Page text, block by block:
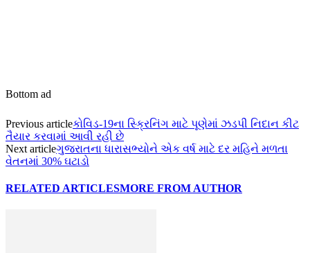
Bottom ad
Previous articleકોવિડ-19ના સ્ક્રિનિંગ માટે પૂણેમાં ઝડપી નિદાન કીટ
તૈયાર કરવામાં આવી રહી છે
Next articleગુજરાતના ધારાસભ્યોને એક વર્ષ માટે દર મહિને મળતા
વેતનમાં 30% ઘટાડો
RELATED ARTICLESMORE FROM AUTHOR